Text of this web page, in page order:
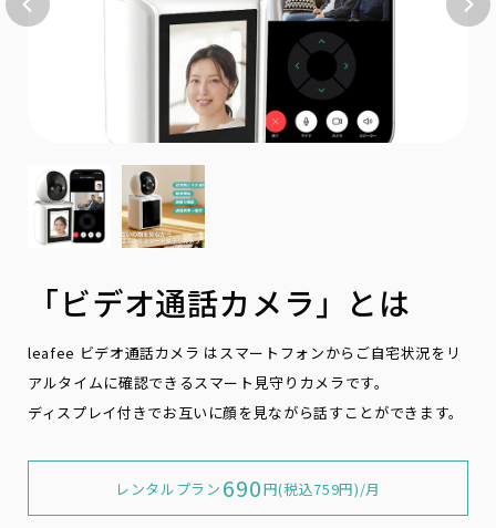
「ビデオ通話カメラ」とは
leafee ビデオ通話カメラ はスマートフォンからご自宅状況をリ
アルタイムに確認できるスマート見守りカメラです。
ディスプレイ付きでお互いに顔を見ながら話すことができます。
レンタルプラン 690円(税込759円)/月